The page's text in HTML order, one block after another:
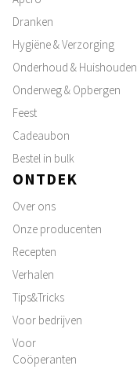
Dranken
Hygiëne & Verzorging
Onderhoud & Huishouden
Onderweg & Opbergen
Feest
Cadeaubon
Bestel in bulk
ONTDEK
Over ons
Onze producenten
Recepten
Verhalen
Tips&Tricks
Voor bedrijven
Voor
Coöperanten